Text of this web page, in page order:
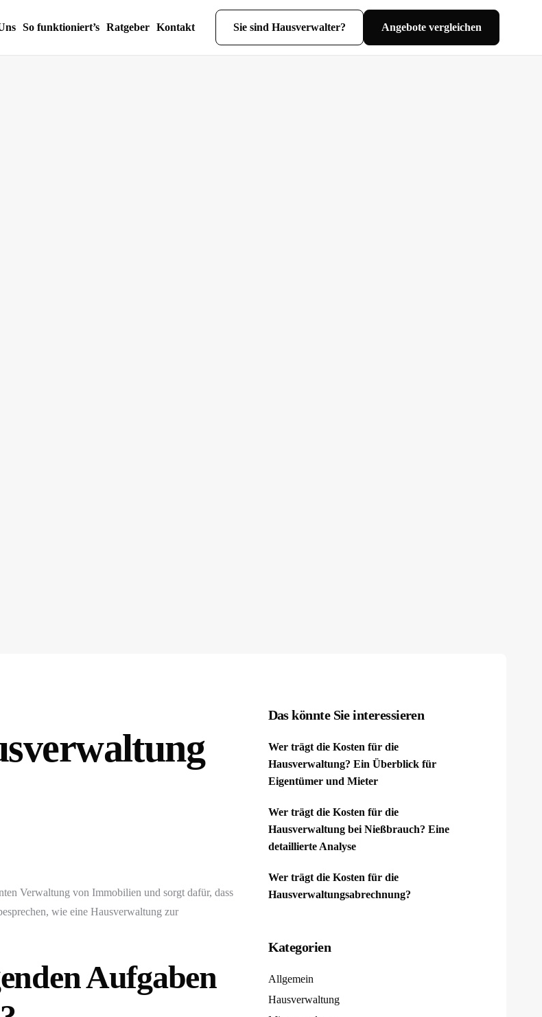
So funktioniert’s Ratgeber Kontakt Sie sind Hausverwalter? Angebote vergleichen
Verwaltung von Immobilien und sorgt dafür, dass
wie eine Hausverwaltung zur
Aufgaben
Das könnte Sie interessieren
Wer trägt die Kosten für die
Hausverwaltung? Ein Überblick für
Eigentümer und Mieter
Wer trägt die Kosten für die
Hausverwaltung bei Nießbrauch? Eine
detaillierte Analyse
Wer trägt die Kosten für die
Hausverwaltungsabrechnung?
Kategorien
Allgemein
Hausverwaltung